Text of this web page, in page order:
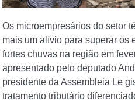
Os microempresários do setor
mais um alívio para superar os
fortes chuvas na região em
apresentado pelo deputado
presidente da Assembleia Le
tratamento tributário